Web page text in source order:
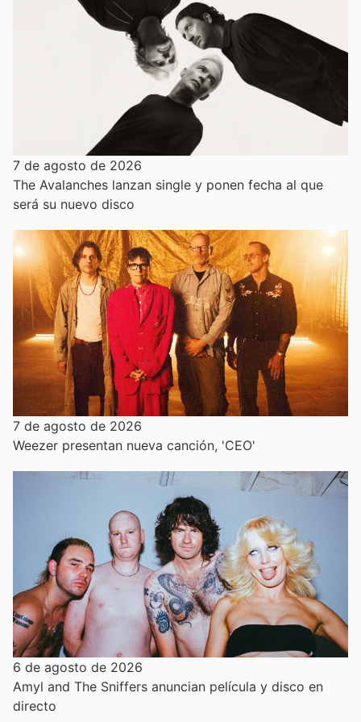
7 de agosto de 2026
The Avalanches lanzan single y ponen fecha al que
será su nuevo disco
7 de agosto de 2026
Weezer presentan nueva canción, 'CEO'
6 de agosto de 2026
Amyl and The Sniffers anuncian película y disco en
directo